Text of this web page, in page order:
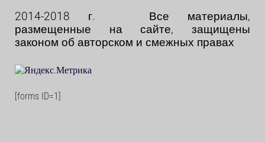
2014-2018 г. Все материалы,
размещенные на сайте, защищены
законом об авторском и смежных правах
[forms ID=1]